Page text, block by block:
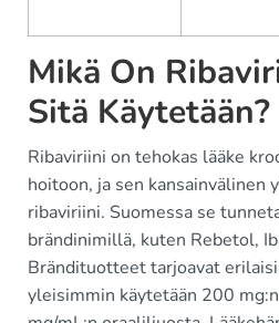
Mikä On
Sitä Käytetään?
Ribaviriini on tehokas lääke
hoitoon, ja sen kansainvälinen
ribaviriini. Suomessa se
brändinimillä, kuten Rebetol,
Brändituotteet tarjoavat
yleisimmin käytetään 200